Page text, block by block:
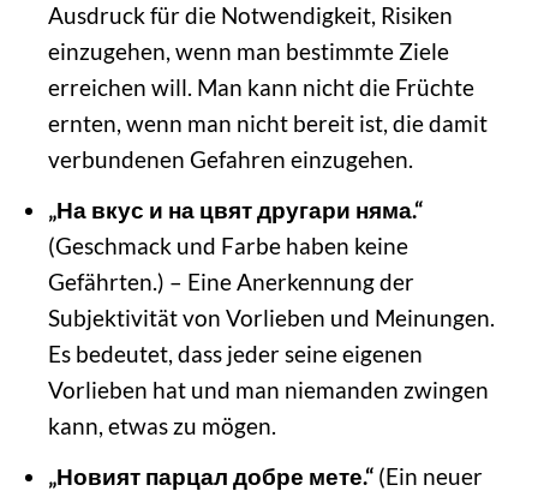
Ausdruck für die Notwendigkeit, Risiken
einzugehen, wenn man bestimmte Ziele
erreichen will. Man kann nicht die Früchte
ernten, wenn man nicht bereit ist, die damit
verbundenen Gefahren einzugehen.
„На вкус и на цвят другари няма.“
(Geschmack und Farbe haben keine
Gefährten.) – Eine Anerkennung der
Subjektivität von Vorlieben und Meinungen.
Es bedeutet, dass jeder seine eigenen
Vorlieben hat und man niemanden zwingen
kann, etwas zu mögen.
„Новият парцал добре мете.“(Ein neuer